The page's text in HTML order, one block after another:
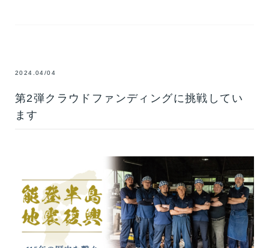
2024.04/04
第2弾クラウドファンディングに挑戦してい
ます